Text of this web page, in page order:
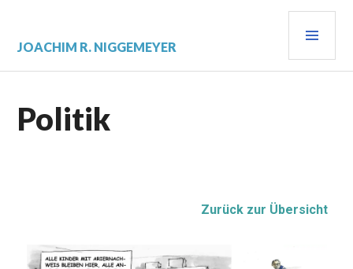
JOACHIM R. NIGGEMEYER
Politik
Zurück zur Übersicht